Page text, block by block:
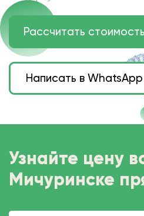
Рассчитать стоимость
Написать в WhatsApp
Узнайте цену
Мичуринске